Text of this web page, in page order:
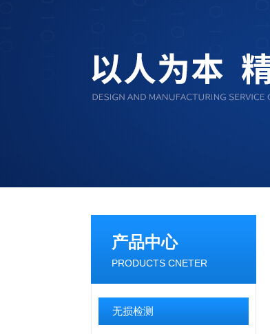
产品中心
PRODUCTS CNETER
无损检测